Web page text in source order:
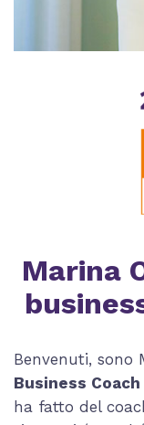
Marina
Benvenuti, sono
Business
ha fatto del